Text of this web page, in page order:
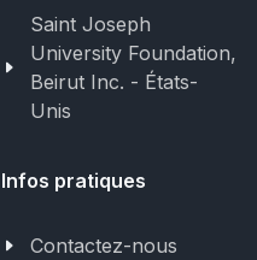
Saint Joseph
University Foundation,
Beirut Inc. - États-
Unis
Infos pratiques
Contactez-nous